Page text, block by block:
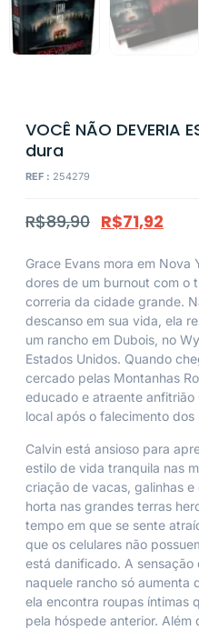
VOCÊ NÃO DEVERIA
dura
REF : 254279
R$89,90 R$71,92
Grace Evans mora em
dores de um burnout com o
correria da cidade grande.
descanso em sua vida, ela
um rancho em Dubois, no
Estados Unidos. Quando
cercado pelas Montanhas
educado e atraente anfitrião
local após o falecimento dos
Calvin está ansioso para
estilo de vida tranquila nas
criação de vacas, galinhas
horta nas grandes terras
tempo em que se sente
que os celulares não
está danificado. A
naquele rancho só aumenta
ela encontra roupas íntimas
pela hóspede anterior. Além